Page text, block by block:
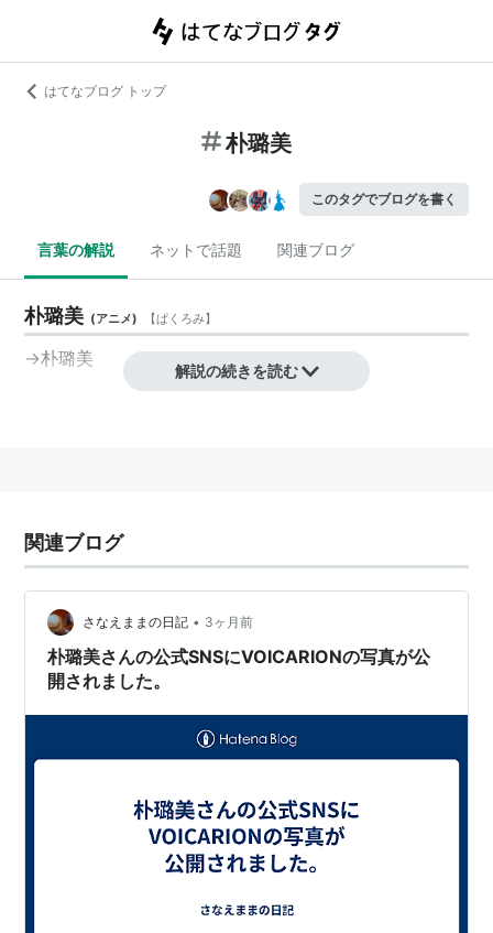
はてなブログ トップ
朴璐美
このタグでブログを書く
言葉の解説 ネットで話題 関連ブログ
朴璐美 (アニメ) 【ぱくろみ】
→朴璐美
解説の続きを読む
関連ブログ
さなえままの日記 • 3ヶ月前
朴璐美さんの公式SNSにVOICARIONの写真が公
開されました。